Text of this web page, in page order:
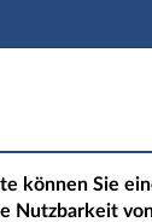
Hauptnavigation
können Sie
Nutzbarkeit